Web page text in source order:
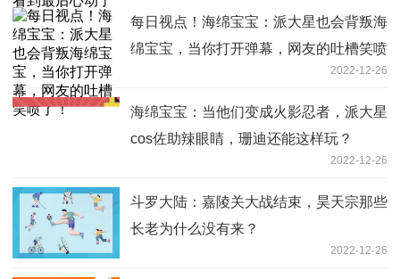
每日视点！海绵宝宝：派大星也会背叛海
绵宝宝，当你打开弹幕，网友的吐槽笑喷
2022-12-26
海绵宝宝：当他们变成火影忍者，派大星
cos佐助辣眼睛，珊迪还能这样玩？
2022-12-26
斗罗大陆：嘉陵关大战结束，昊天宗那些
长老为什么没有来？
2022-12-26